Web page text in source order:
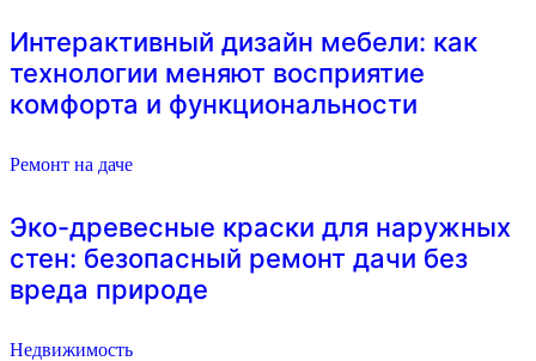
Интерактивный дизайн мебели: как
технологии меняют восприятие
комфорта и функциональности
Ремонт на даче
Эко-древесные краски для наружных
стен: безопасный ремонт дачи без
вреда природе
Недвижимость